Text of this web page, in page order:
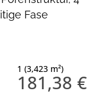
Fase
1 (3,423 m²)
181,38 €